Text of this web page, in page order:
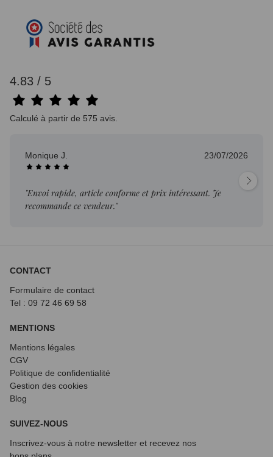
4.83 / 5
Calculé à partir de 575 avis.
Monique J. 23/07/2026
"Envoi rapide, article conforme et prix intéressant. Je
recommande ce vendeur."
CONTACT
Formulaire de contact
Tel : 09 72 46 69 58
MENTIONS
Mentions légales
CGV
Politique de confidentialité
Gestion des cookies
Blog
SUIVEZ-NOUS
Inscrivez-vous à notre newsletter et recevez nos